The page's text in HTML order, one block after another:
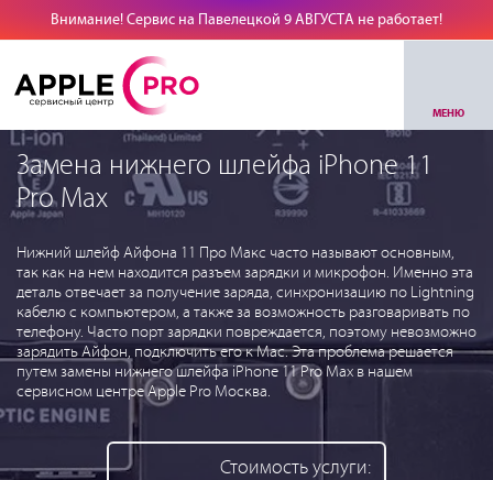
Внимание! Сервис на Павелецкой 9 АВГУСТА не работает!
МЕНЮ
Замена нижнего шлейфа iPhone 11
Pro Max
Нижний шлейф Айфона 11 Про Макс часто называют основным,
так как на нем находится разъем зарядки и микрофон. Именно эта
деталь отвечает за получение заряда, синхронизацию по Lightning
кабелю с компьютером, а также за возможность разговаривать по
телефону. Часто порт зарядки повреждается, поэтому невозможно
зарядить Айфон, подключить его к Mac. Эта проблема решается
путем замены нижнего шлейфа iPhone 11 Pro Max в нашем
сервисном центре Apple Pro Москва.
Стоимость услуги: